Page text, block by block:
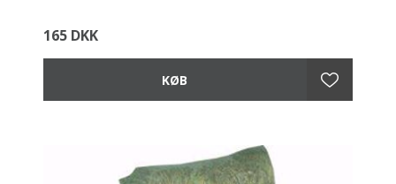
165 DKK